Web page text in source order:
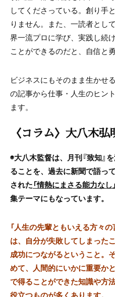
してくださっている。創り手
りません。また、一読者とし
界一流プロに学び、実践し続
ことができるのだと、自信と
ビジネスにもそのまま生かせ
の記事から仕事・人生のヒン
ます。
〈コラム〉大八木弘
◉大八木監督は、月刊『致知』
ることを、過去に新聞で語っ
された「情熱にまさる能力なし」
集テーマにもなっています。
「人生の先輩ともいえる方々
は、自分が失敗してしまった
成功につながるということ。
めて、人間的にいかに重要か
で得ることができた知識や方
役立つものが多くあります。